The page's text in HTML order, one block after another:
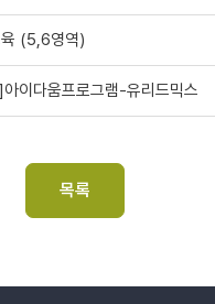
(5,6영역)
이다움프로그램-유리드믹스
목록